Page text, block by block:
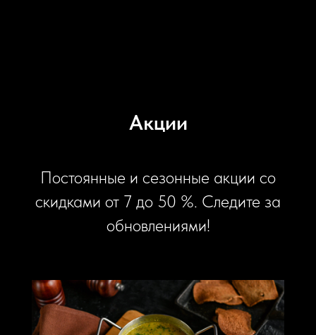
Акции
Постоянные и сезонные акции со
скидками от 7 до 50 %. Следите за
обновлениями!